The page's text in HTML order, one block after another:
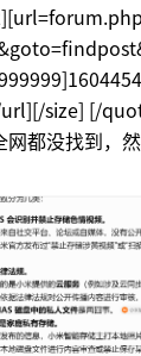
size] [/
都没找到，